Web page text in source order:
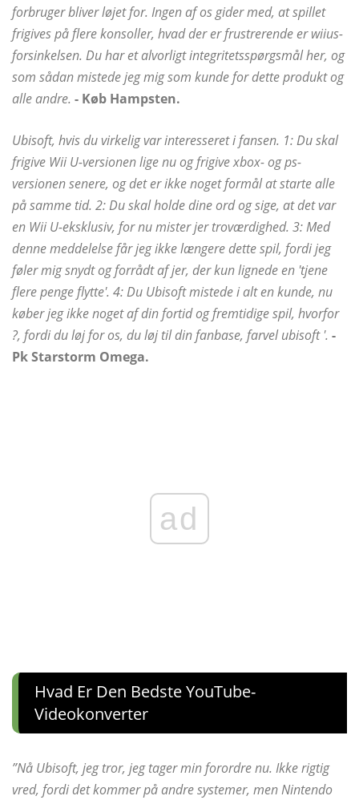
forbruger bliver løjet for. Ingen af ​​os gider med, at spillet
frigives på flere konsoller, hvad der er frustrerende er wiius-
forsinkelsen. Du har et alvorligt integritetsspørgsmål her, og
som sådan mistede jeg mig som kunde for dette produkt og
alle andre. - Køb Hampsten.
Ubisoft, hvis du virkelig var interesseret i fansen. 1: Du skal
frigive Wii U-versionen lige nu og frigive xbox- og ps-
versionen senere, og det er ikke noget formål at starte alle
på samme tid. 2: Du skal holde dine ord og sige, at det var
en Wii U-eksklusiv, for nu mister jer troværdighed. 3: Med
denne meddelelse får jeg ikke længere dette spil, fordi jeg
føler mig snydt og forrådt af jer, der kun lignede en 'tjene
flere penge flytte'. 4: Du Ubisoft mistede i alt en kunde, nu
køber jeg ikke noget af din fortid og fremtidige spil, hvorfor
?, fordi du løj for os, du løj til din fanbase, farvel ubisoft '. -
Pk Starstorm Omega.
ad
Hvad Er Den Bedste YouTube-
Videokonverter
”Nå Ubisoft, jeg tror, ​​jeg tager min forordre nu. Ikke rigtig
vred, fordi det kommer på andre systemer, men Nintendo